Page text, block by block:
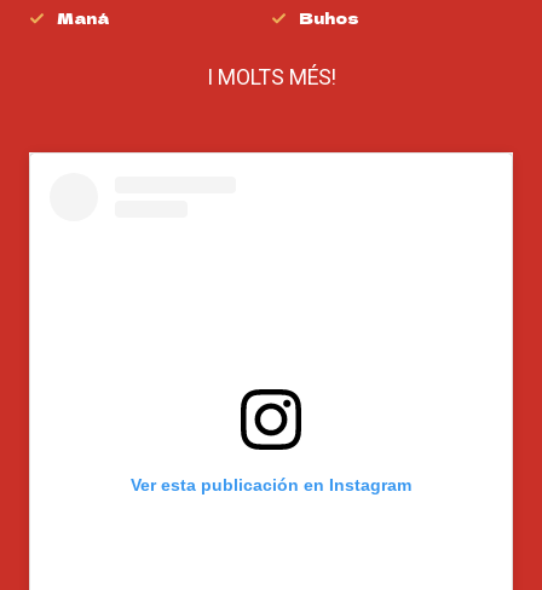
Maná
Buhos
I MOLTS MÉS!
Ver esta publicación en Instagram